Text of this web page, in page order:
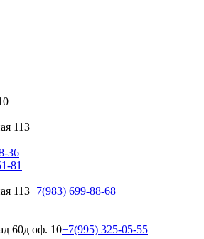
113
36
81
113+7(983) 699-88-68
60д оф. 10+7(995) 325-05-55